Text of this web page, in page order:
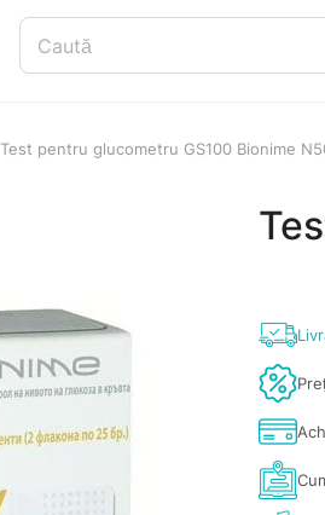
Test pentru glucometru GS100 Bionime